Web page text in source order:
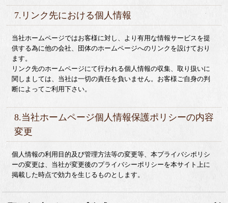
7.リンク先における個人情報
当社ホームページではお客様に対し、より有用な情報サービスを提
供する為に他の会社、団体のホームページへのリンクを設けており
ます。
リンク先のホームページにて行われる個人情報の収集、取り扱いに
関しましては、当社は一切の責任を負いません。お客様ご自身の判
断によってご利用下さい。
8.当社ホームページ個人情報保護ポリシーの内容
変更
個人情報の利用目的及び管理方法等の変更等、本プライバシポリシ
ーの変更は、当社が変更後のプライバシーポリシーを本サイト上に
掲載した時点で効力を生じるものとします。